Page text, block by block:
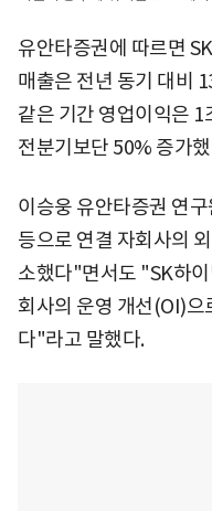
유안타증권에 따르면
매출은 전년 동기 대비
같은 기간 영업이익은
전분기보단 50% 증가
이승웅 유안타증권 연
등으로 연결 자회사의
소했다"면서도 "SK하
회사의 운영 개선(OI)
다"라고 말했다.